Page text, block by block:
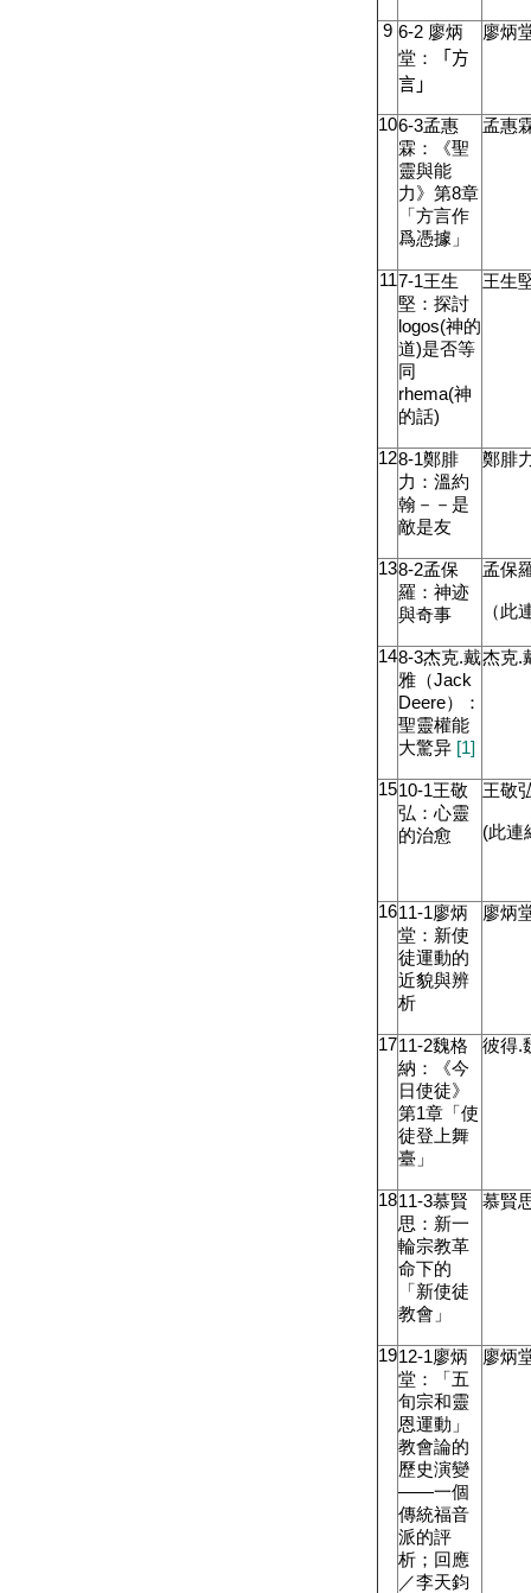
9 6-2 廖炳
堂：
「方
言」
廖炳
106-3孟惠
霖：《聖
靈與能
力》第8章
「方言作
爲憑據」
孟惠
117-1王生
堅：探討
logos(神的
道)是否等
同
rhema(神
的話)
王生
128-1鄭腓
力：溫約
翰－－是
敵是友
鄭腓
138-2孟保
羅：神迹
與奇事
孟保
（此
148-3杰克.戴
雅（Jack
Deere）：
聖靈權能
大驚异 [1]
杰克.
1510-1王敬
弘：心靈
的治愈
王敬
(此連
1611-1廖炳
堂：新使
徒運動的
近貌與辨
析
廖炳
1711-2魏格
納：《今
日使徒》
第1章「使
徒登上舞
臺」
彼得.
1811-3慕賢
思：新一
輪宗教革
命下的
「新使徒
教會」
慕賢
1912-1廖炳
堂：「五
旬宗和靈
恩運動」
教會論的
歷史演變
——一個
傳統福音
派的評
析；回應
／李天鈞
廖炳